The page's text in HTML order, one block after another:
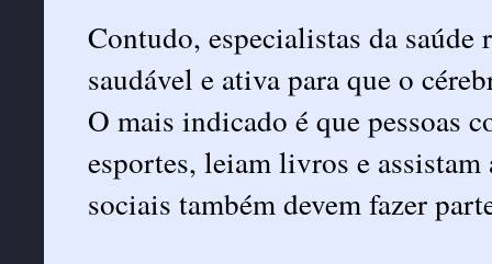
Contudo, especialistas da
saudável e ativa para que o
O mais indicado é que pessoas
esportes, leiam livros e
sociais também devem fazer